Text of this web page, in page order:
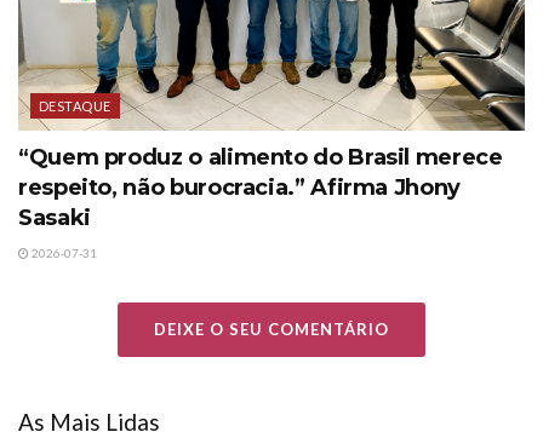
DESTAQUE
“Quem produz o alimento do Brasil merece
respeito, não burocracia.” Afirma Jhony
Sasaki
2026-07-31
DEIXE O SEU COMENTÁRIO
As Mais Lidas